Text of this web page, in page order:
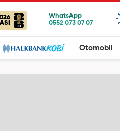
Otomobil